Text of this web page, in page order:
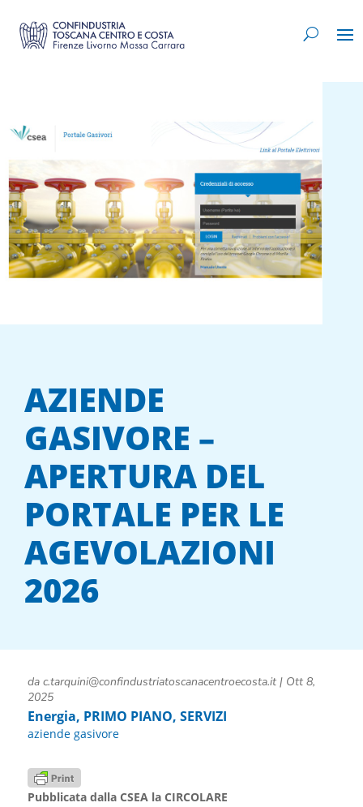
AZIENDE
GASIVORE –
APERTURA DEL
PORTALE PER LE
AGEVOLAZIONI
2026
da c.tarquini@confindustriatoscanacentroecosta.it| Ott 8,
2025
Energia, PRIMO PIANO, SERVIZI
aziende gasivore
Pubblicata dalla CSEA la CIRCOLARE